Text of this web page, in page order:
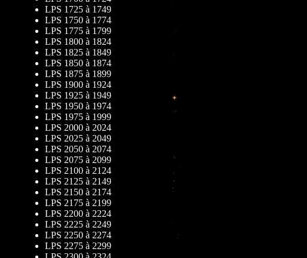
LPS 1725 à 1749
LPS 1750 à 1774
LPS 1775 à 1799
LPS 1800 à 1824
LPS 1825 à 1849
LPS 1850 à 1874
LPS 1875 à 1899
LPS 1900 à 1924
LPS 1925 à 1949
LPS 1950 à 1974
LPS 1975 à 1999
LPS 2000 à 2024
LPS 2025 à 2049
LPS 2050 à 2074
LPS 2075 à 2099
LPS 2100 à 2124
LPS 2125 à 2149
LPS 2150 à 2174
LPS 2175 à 2199
LPS 2200 à 2224
LPS 2225 à 2249
LPS 2250 à 2274
LPS 2275 à 2299